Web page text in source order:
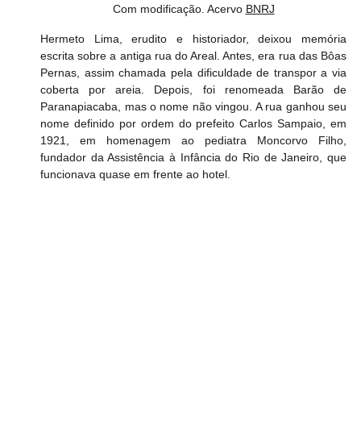
Com modificação. Acervo BNRJ
Hermeto Lima, erudito e historiador, deixou memória
escrita sobre a antiga rua do Areal. Antes, era rua das Bôas
Pernas, assim chamada pela dificuldade de transpor a via
coberta por areia. Depois, foi renomeada Barão de
Paranapiacaba, mas o nome não vingou. A rua ganhou seu
nome definido por ordem do prefeito Carlos Sampaio, em
1921, em homenagem ao pediatra Moncorvo Filho,
fundador da Assistência à Infância do Rio de Janeiro, que
funcionava quase em frente ao hotel.